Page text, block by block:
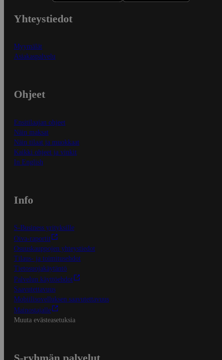
Yhteystiedot
Myymälät
Asiakaspalvelu
Ohjeet
Ensitilaajan ohjeet
Näin maksat
Näin tilaat ja muokkaat
Kaikki ohjeet ja vinkit
In English
Info
S-Business yrityksille
Oiva-raportit
Osuuskauppojen yhteystiedot
Tilaus- ja toimitusehdot
Tietosuojakäytäntö
Palvelun käyttöehdot
Saavutettavuus
Mobiilisovelluksen saavutettavuus
Mainostajalle
Muuta evästeasetuksia